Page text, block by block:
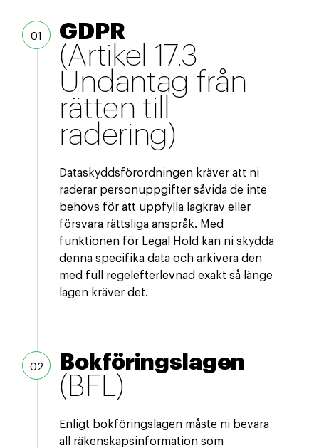
GDPR
(Artikel 17.3
Undantag från
rätten till
radering)
Dataskyddsförordningen kräver att ni
raderar personuppgifter såvida de inte
behövs för att uppfylla lagkrav eller
försvara rättsliga anspråk. Med
funktionen för Legal Hold kan ni skydda
denna specifika data och arkivera den
med full regelefterlevnad exakt så länge
lagen kräver det.
Bokföringslagen
(BFL)
Enligt bokföringslagen måste ni bevara
all räkenskapsinformation som